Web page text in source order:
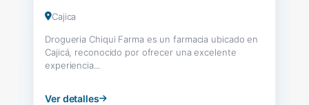
Cajica
Drogueria Chiqui Farma es un farmacia ubicado en
Cajicá, reconocido por ofrecer una excelente
experiencia...
Ver detalles